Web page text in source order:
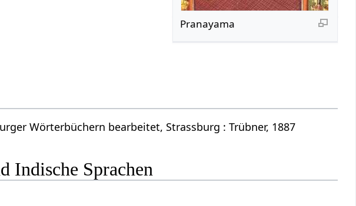
Pranayama
Wörterbüchern bearbeitet, Strassburg : Trübner, 1887
Indische Sprachen